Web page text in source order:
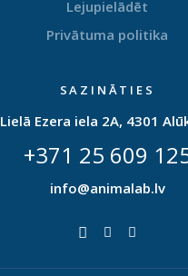
Lejupielādēt
Privātuma politika
SAZINĀTIES
Lielā Ezera iela 2A, 4301
+371 25 609
info@animalab.lv